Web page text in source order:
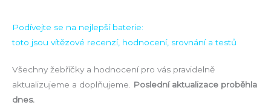
Podívejte se na nejlepší baterie:
toto jsou vítězové recenzí, hodnocení, srovnání a testů
Všechny žebříčky a hodnocení pro vás pravidelně
aktualizujeme a doplňujeme. Poslední aktualizace proběhla
dnes.